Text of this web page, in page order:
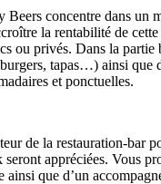
concentre dans un
la rentabilité de
ou privés. Dans la
tapas…) ainsi que
et ponctuelles.
de la restauration-bar
appréciées. Vous
que d’un